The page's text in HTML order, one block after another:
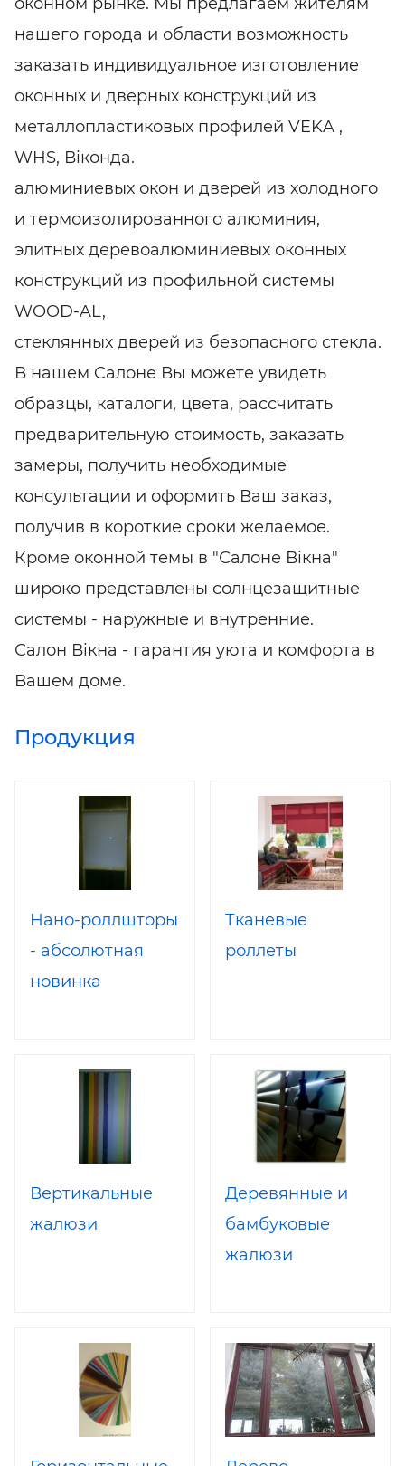
нашего города и области возможность
заказать индивидуальное изготовление
оконных и дверных конструкций из
металлопластиковых профилей VEKA ,
WHS, Віконда.
алюминиевых окон и дверей из холодного
и термоизолированного алюминия,
элитных деревоалюминиевых оконных
конструкций из профильной системы
WOOD-AL,
стеклянных дверей из безопасного стекла.
В нашем Cалоне Вы можете увидеть
образцы, каталоги, цвета, рассчитать
предварительную стоимость, заказать
замеры, получить необходимые
консультации и оформить Ваш заказ,
получив в короткие сроки желаемое.
Кроме оконной темы в "Салоне Вiкна"
широко представлены солнцезащитные
системы - наружные и внутренние.
Салон Вiкна - гарантия уюта и комфорта в
Вашем доме.
Продукция
Нано-роллшторы
- абсолютная
новинка
Тканевые
роллеты
Вертикальные
жалюзи
Деревянные и
бамбуковые
жалюзи